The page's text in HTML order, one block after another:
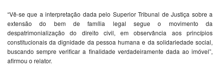
“Vê-se que a interpretação dada pelo Superior Tribunal de Justiça sobre a
extensão do bem de família legal segue o movimento da
despatrimonialização do direito civil, em observância aos princípios
constitucionais da dignidade da pessoa humana e da solidariedade social,
buscando sempre verificar a finalidade verdadeiramente dada ao imóvel”,
afirmou o relator.